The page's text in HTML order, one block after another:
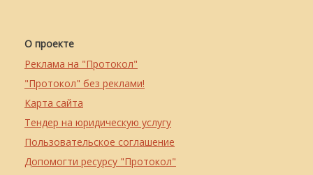
О проекте
Реклама на "Протокол"
"Протокол" без реклами!
Карта сайта
Тендер на юридическую услугу
Пользовательское соглашение
Допомогти ресурсу "Протокол"